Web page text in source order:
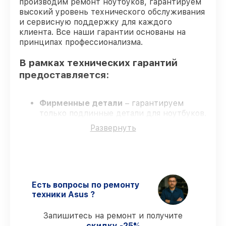
высокий уровень технического обслуживания
и сервисную поддержку для каждого
клиента. Все наши гарантии основаны на
принципах профессионализма.
В рамках технических гарантий
предоставляется:
Фирменные детали – гарантируем
только подлинные детали для ноутбуков.
Сертифицированные инженеры
мастера проходят строгий отбор и
Сервис с гарантией– сервис
проводится с соблюдением гарантийных
Развернуть
Есть вопросы по ремонту
техники Asus ?
Запишитесь на ремонт и получите